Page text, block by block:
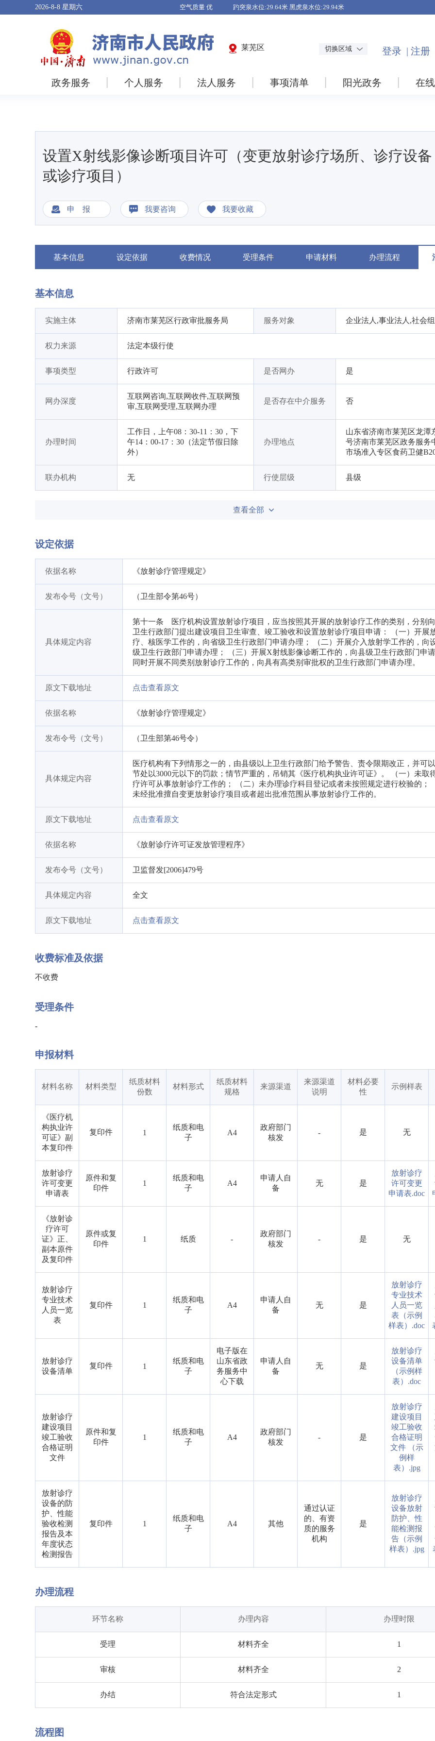
2026-8-8 星期六
莱芜区 切换区域
政务服务 个人服务 法人服务 事项清单 阳光政务 在
设置X射线影像诊断项目许可（变更放射诊疗场所、诊疗设备
或诊疗项目）
申 报 我要咨询 我要收藏
基本信息 设定依据 收费情况 受理条件 申请材料 办理流程
基本信息
实施主体 济南市莱芜区行政审批服务局 服务对象 企业法人,事业法人,社会
权力来源 法定本级行使
事项类型 行政许可 是否网办 是
网办深度
互联网咨询,互联网收件,互联网预
审,互联网受理,互联网办理
是否存在中介服务 否
办理时间
工作日，上午08：30-11：30，下
午14：00-17：30（法定节假日除
外）
办理地点
山东省济南市莱芜区龙潭
号济南市莱芜区政务服务
市场准入专区食药卫健
联办机构 无 行使层级 县级
查看全部
设定依据
依据名称 《放射诊疗管理规定》
发布令号（文号） （卫生部令第46号）
具体规定内容
第十一条 医疗机构设置放射诊疗项目，应当按照其开展的放射诊疗工作的类别，分别
卫生行政部门提出建设项目卫生审查、竣工验收和设置放射诊疗项目申请： （一）开展
疗、核医学工作的，向省级卫生行政部门申请办理； （二）开展介入放射学工作的，向
级卫生行政部门申请办理； （三）开展X射线影像诊断工作的，向县级卫生行政部门申
同时开展不同类别放射诊疗工作的，向具有高类别审批权的卫生行政部门申请办理。
原文下载地址 点击查看原文
依据名称 《放射诊疗管理规定》
发布令号（文号） （卫生部第46号令）
具体规定内容
医疗机构有下列情形之一的，由县级以上卫生行政部门给予警告、责令限期改正，并可
节处以3000元以下的罚款；情节严重的，吊销其《医疗机构执业许可证》。 （一）未取
疗许可从事放射诊疗工作的； （二）未办理诊疗科目登记或者未按照规定进行校验的；
未经批准擅自变更放射诊疗项目或者超出批准范围从事放射诊疗工作的。
原文下载地址 点击查看原文
依据名称 《放射诊疗许可证发放管理程序》
发布令号（文号） 卫监督发[2006]479号
具体规定内容 全文
原文下载地址 点击查看原文
收费标准及依据
不收费
受理条件
-
申报材料
材料名称 材料类型
纸质材料
份数
材料形式
纸质材料
规格
来源渠道
来源渠道
说明
材料必要
性
示例样表
《医疗机
构执业许
可证》副
本复印件
复印件 1
纸质和电
子
A4
政府部门
核发
- 是 无
放射诊疗
许可变更
申请表
原件和复
印件
1
纸质和电
子
A4
申请人自
备
无 是
放射诊疗
许可变更
申请表.doc
《放射诊
疗许可
证》正、
副本原件
及复印件
原件或复
印件
1 纸质 -
政府部门
核发
- 是 无
放射诊疗
专业技术
人员一览
表
复印件 1
纸质和电
子
A4
申请人自
备
无 是
放射诊疗
专业技术
人员一览
表（示例
样表）.doc
放射诊疗
设备清单
复印件 1
纸质和电
子
电子版在
山东省政
务服务中
心下载
申请人自
备
无 是
放射诊疗
设备清单
（示例样
表）.doc
放射诊疗
建设项目
竣工验收
合格证明
文件
原件和复
印件
1
纸质和电
子
A4
政府部门
核发
- 是
放射诊疗
建设项目
竣工验收
合格证明
文件 （示
例样
表）.jpg
放射诊疗
设备的防
护、性能
验收检测
报告及本
年度状态
检测报告
复印件 1
纸质和电
子
A4 其他
通过认证
的、有资
质的服务
机构
是
放射诊疗
设备放射
防护、性
能检测报
告（示例
样表）.jpg
办理流程
环节名称 办理内容 办理时限
受理 材料齐全 1
审核 材料齐全 2
办结 符合法定形式 1
流程图